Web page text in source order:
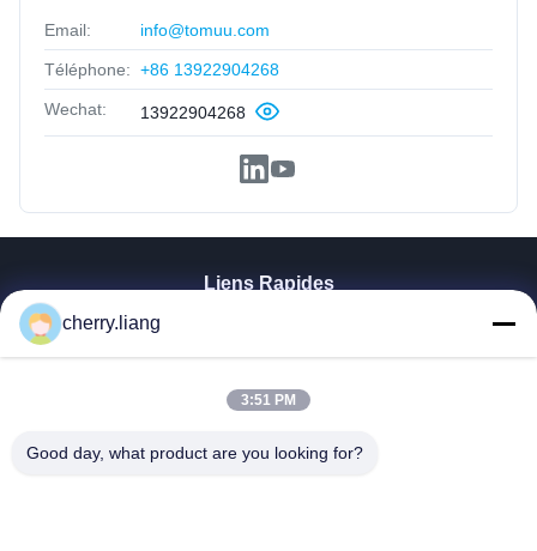
Email: info@tomuu.com
Téléphone: +86 13922904268
Wechat: 13922904268
Liens Rapides
Produits
A Propos De Nous
Contact
cherry.liang
3:51 PM
Good day, what product are you looking for?